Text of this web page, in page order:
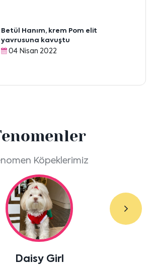
Betül Hanım, krem Pom elit
yavrusuna kavuştu
04 Nisan 2022
Köpeklerimiz
Daisy Girl